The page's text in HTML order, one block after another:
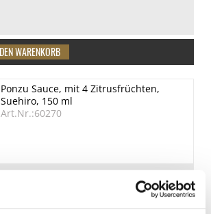
Ponzu Sauce, mit 4 Zitrusfrüchten,
Suehiro, 150 ml
Art.Nr.:60270